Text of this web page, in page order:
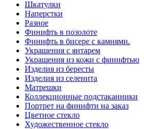
Шкатулки
Наперстки
Разное
Финифть в позолоте
Финифть в бисере с камнями.
Украшения с янтарем
Украшения из кожи с финифтью
Изделия из бересты
Изделия из селенита
Матрешки
Коллекционные подстаканники
Портрет на финифти на заказ
Цветное стекло
Художественное стекло